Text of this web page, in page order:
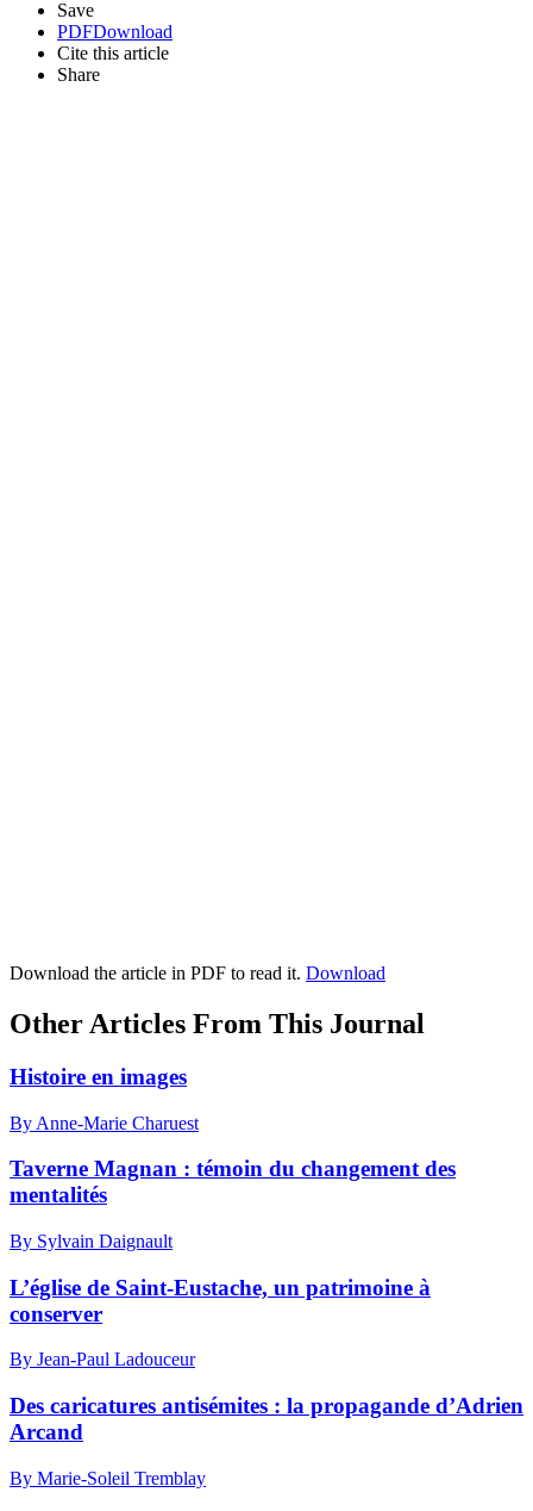
Save
PDFDownload
Cite this article
Share
Download the article in PDF to read it. Download
Other Articles From This Journal
Histoire en images
By Anne-Marie Charuest
Taverne Magnan : témoin du changement des
mentalités
By Sylvain Daignault
L’église de Saint-Eustache, un patrimoine à
conserver
By Jean-Paul Ladouceur
Des caricatures antisémites : la propagande d’Adrien
Arcand
By Marie-Soleil Tremblay